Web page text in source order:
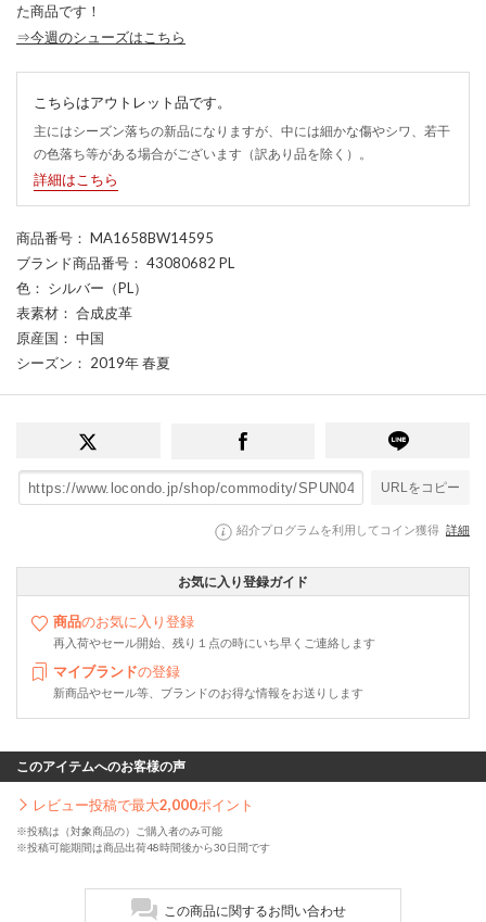
た商品です！
⇒今週のシューズはこちら
こちらはアウトレット品です。
主にはシーズン落ちの新品になりますが、中には細かな傷やシワ、若干
の色落ち等がある場合がございます（訳あり品を除く）。
詳細はこちら
商品番号 ： MA1658BW14595
ブランド商品番号 ： 43080682 PL
色 ： シルバー（PL）
表素材 ： 合成皮革
原産国 ： 中国
シーズン ： 2019年 春夏
URLをコピー
紹介プログラムを利用してコイン獲得 詳細
お気に入り登録ガイド
商品のお気に入り登録
再入荷やセール開始、残り１点の時にいち早くご連絡します
マイブランドの登録
新商品やセール等、ブランドのお得な情報をお送りします
このアイテムへのお客様の声
レビュー投稿で最大2,000ポイント
※投稿は（対象商品の）ご購入者のみ可能
※投稿可能期間は商品出荷48時間後から30日間です
この商品に関するお問い合わせ